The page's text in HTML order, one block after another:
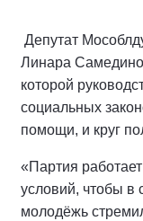
Депутат
Линара
которой
социальных
помощи, и круг
«Партия
условий, чтобы в
молодёжь